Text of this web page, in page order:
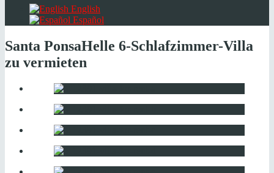
English
Español
Santa PonsaHelle 6-Schlafzimmer-Villa
zu vermieten